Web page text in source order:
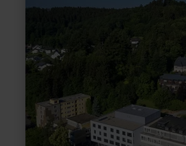
zu:
GmbH,
Daun